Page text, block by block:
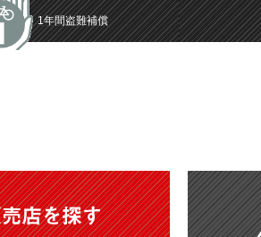
1年間盗難補償